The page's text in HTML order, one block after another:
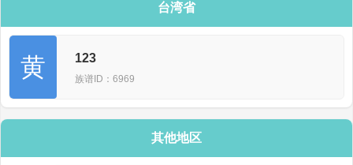
台湾省
黄 123
族谱ID：6969
其他地区